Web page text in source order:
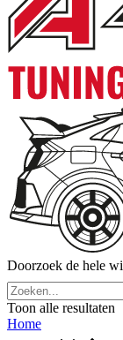
Doorzoek de hele
Toon alle resultaten
Home